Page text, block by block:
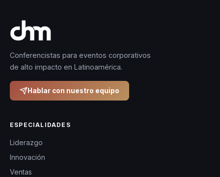
Conferencistas para eventos corporativos
de alto impacto en Latinoamérica.
Hablar con nuestro equipo
ESPECIALIDADES
Liderazgo
Innovación
Ventas